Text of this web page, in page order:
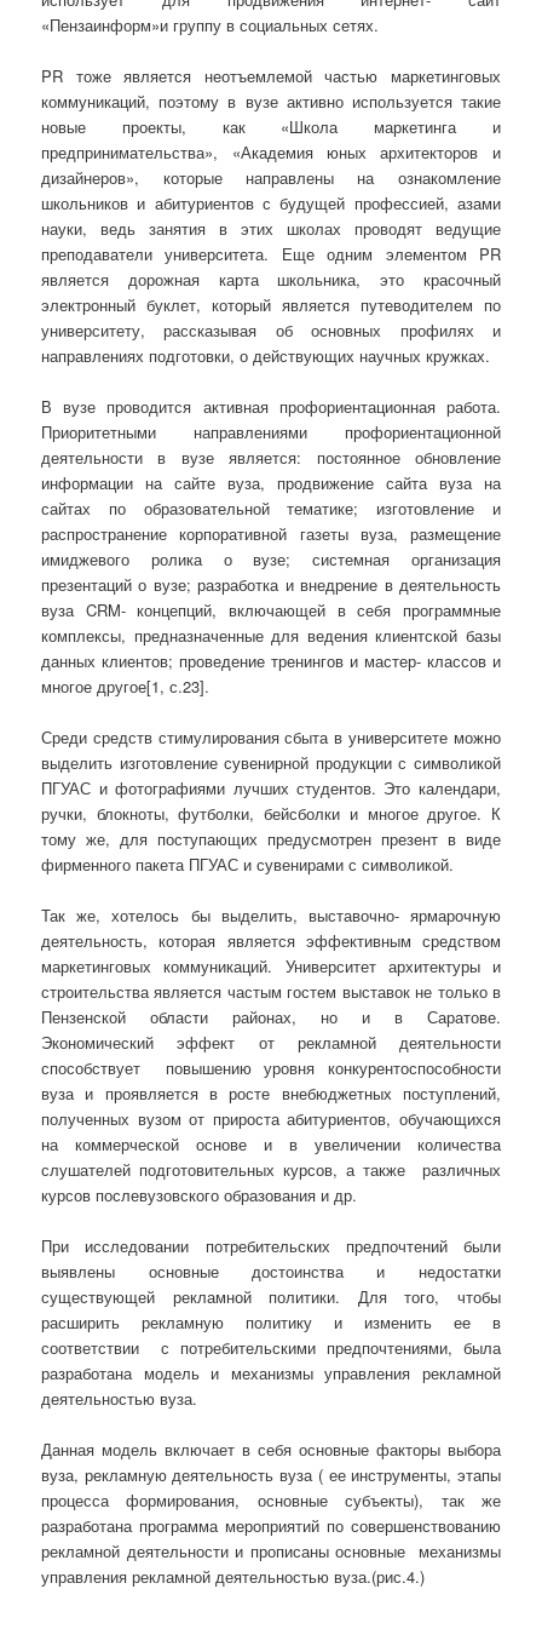
«Пензаинформ»и группу в социальных сетях.
PR тоже является неотъемлемой частью маркетинговых
коммуникаций, поэтому в вузе активно используется такие
новые проекты, как «Школа маркетинга и
предпринимательства», «Академия юных архитекторов и
дизайнеров», которые направлены на ознакомление
школьников и абитуриентов с будущей профессией, азами
науки, ведь занятия в этих школах проводят ведущие
преподаватели университета. Еще одним элементом PR
является дорожная карта школьника, это красочный
электронный буклет, который является путеводителем по
университету, рассказывая об основных профилях и
направлениях подготовки, о действующих научных кружках.
В вузе проводится активная профориентационная работа.
Приоритетными направлениями профориентационной
деятельности в вузе является: постоянное обновление
информации на сайте вуза, продвижение сайта вуза на
сайтах по образовательной тематике; изготовление и
распространение корпоративной газеты вуза, размещение
имиджевого ролика о вузе; системная организация
презентаций о вузе; разработка и внедрение в деятельность
вуза CRM- концепций, включающей в себя программные
комплексы, предназначенные для ведения клиентской базы
данных клиентов; проведение тренингов и мастер- классов и
многое другое[1, с.23].
Среди средств стимулирования сбыта в университете можно
выделить изготовление сувенирной продукции с символикой
ПГУАС и фотографиями лучших студентов. Это календари,
ручки, блокноты, футболки, бейсболки и многое другое. К
тому же, для поступающих предусмотрен презент в виде
фирменного пакета ПГУАС и сувенирами с символикой.
Так же, хотелось бы выделить, выставочно- ярмарочную
деятельность, которая является эффективным средством
маркетинговых коммуникаций. Университет архитектуры и
строительства является частым гостем выставок не только в
Пензенской области районах, но и в Саратове.
Экономический эффект от рекламной деятельности
способствует повышению уровня конкурентоспособности
вуза и проявляется в росте внебюджетных поступлений,
полученных вузом от прироста абитуриентов, обучающихся
на коммерческой основе и в увеличении количества
слушателей подготовительных курсов, а также различных
курсов послевузовского образования и др.
При исследовании потребительских предпочтений были
выявлены основные достоинства и недостатки
существующей рекламной политики. Для того, чтобы
расширить рекламную политику и изменить ее в
соответствии с потребительскими предпочтениями, была
разработана модель и механизмы управления рекламной
деятельностью вуза.
Данная модель включает в себя основные факторы выбора
вуза, рекламную деятельность вуза ( ее инструменты, этапы
процесса формирования, основные субъекты), так же
разработана программа мероприятий по совершенствованию
рекламной деятельности и прописаны основные механизмы
управления рекламной деятельностью вуза.(рис.4.)